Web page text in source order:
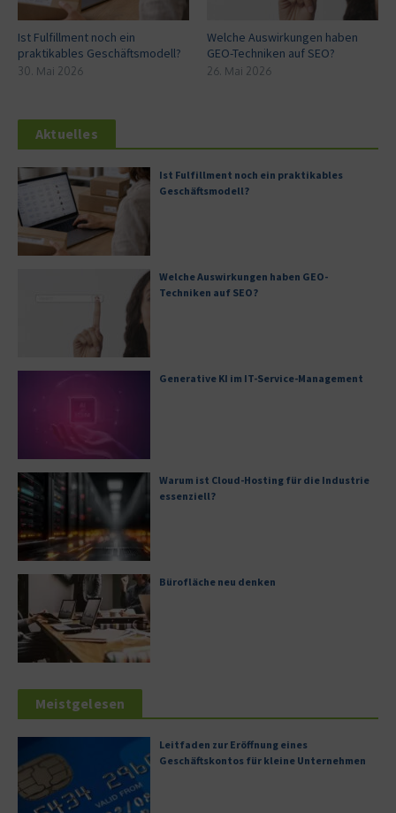
Ist Fulfillment noch ein
praktikables Geschäftsmodell?
30. Mai 2026
Welche Auswirkungen haben
GEO-Techniken auf SEO?
26. Mai 2026
Aktuelles
Ist Fulfillment noch ein praktikables
Geschäftsmodell?
Welche Auswirkungen haben GEO-
Techniken auf SEO?
Generative KI im IT-Service-Management
Warum ist Cloud-Hosting für die Industrie
essenziell?
Bürofläche neu denken
Meistgelesen
Leitfaden zur Eröffnung eines
Geschäftskontos für kleine Unternehmen